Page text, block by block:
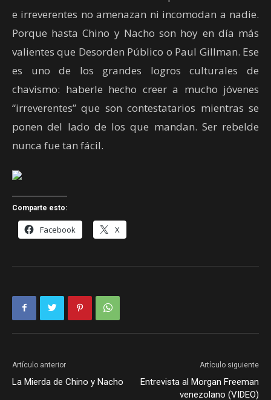
e irreverentes no amenazan ni incomodan a nadie.
Porque hasta Chino y Nacho son hoy en día más
valientes que Desorden Público o Paul Gillman. Ese
es uno de los grandes logros culturales de
chavismo: haberle hecho creer a mucho jóvenes
“irreverentes” que son contestatarios mientras se
ponen del lado de los que mandan. Ser rebelde
nunca fue tan fácil.
Comparte esto:
Facebook X
Artículo anterior
La Mierda de Chino y Nacho
Artículo siguiente
Entrevista al Morgan Freeman
venezolano (VIDEO)